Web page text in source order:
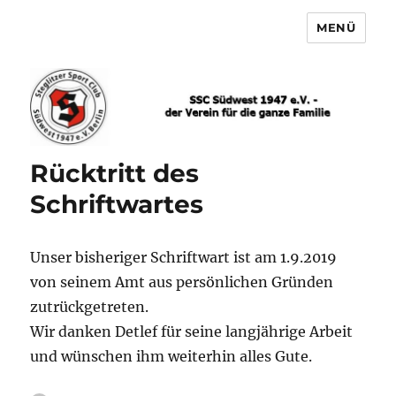
MENÜ
Rücktritt des
Schriftwartes
Unser bisheriger Schriftwart ist am 1.9.2019
von seinem Amt aus persönlichen Gründen
zutrückgetreten.
Wir danken Detlef für seine langjährige Arbeit
und wünschen ihm weiterhin alles Gute.